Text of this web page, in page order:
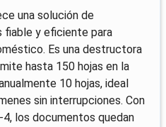
una solución de
y eficiente para
Es una destructora
hasta 150 hojas en la
10 hojas, ideal
sin interrupciones. Con
los documentos quedan